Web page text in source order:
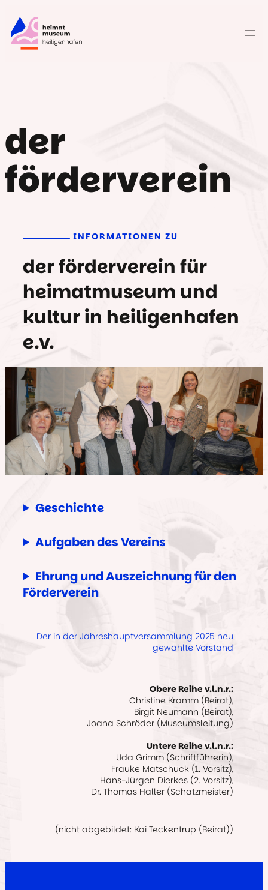
Inhalt
springen
der
förderverein
INFORMATIONEN ZU
der förderverein für
heimatmuseum und
kultur in heiligenhafen
e.v.
Geschichte
Aufgaben des Vereins
Ehrung und Auszeichnung für den
Förderverein
Der in der Jahreshauptversammlung 2025 neu
gewählte Vorstand
Obere Reihe v.l.n.r.:
Christine Kramm (Beirat),
Birgit Neumann (Beirat),
Joana Schröder (Museumsleitung)
Untere Reihe v.l.n.r.:
Uda Grimm (Schriftführerin),
Frauke Matschuck (1. Vorsitz),
Hans-Jürgen Dierkes (2. Vorsitz),
Dr. Thomas Haller (Schatzmeister)
(nicht abgebildet: Kai Teckentrup (Beirat))